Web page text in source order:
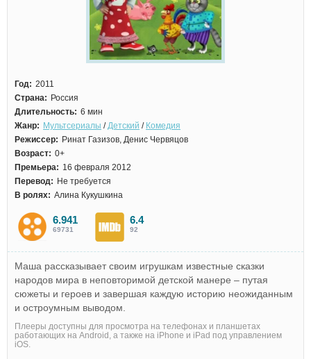
Год: 2011
Страна: Россия
Длительность: 6 мин
Жанр: Мультсериалы /Детский / Комедия
Режиссер: Ринат Газизов, Денис Червяцов
Возраст: 0+
Премьера: 16 февраля 2012
Перевод: Не требуется
В ролях: Алина Кукушкина
6.941
69731
6.4
92
Маша рассказывает своим игрушкам известные сказки
народов мира в неповторимой детской манере – путая
сюжеты и героев и завершая каждую историю неожиданным
и остроумным выводом.
Плееры доступны для просмотра на телефонах и планшетах
работающих на Android, а также на iPhone и iPad под управлением
iOS.